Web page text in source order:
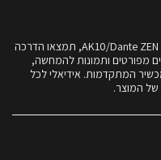
בהוראות ההפעלה בעברית עבור מכשיר מדלי AK10/Dante ZEN, תמצאו הדרכה
מפורטים ותמונות להמחשה,
המתקדמות. אידיאלי לכל
של המוצר.